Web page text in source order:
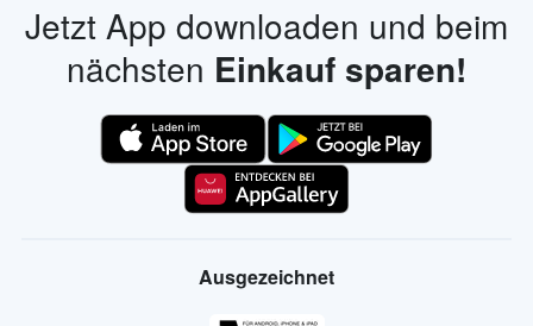
Jetzt App downloaden und beim
nächsten Einkauf sparen!
Ausgezeichnet